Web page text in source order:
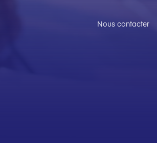
Nous contacter